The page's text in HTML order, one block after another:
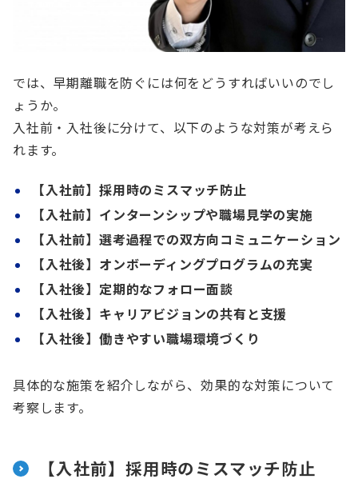
では、早期離職を防ぐには何をどうすればいいのでし
ょうか。
入社前・入社後に分けて、以下のような対策が考えら
れます。
【入社前】採用時のミスマッチ防止
【入社前】インターンシップや職場見学の実施
【入社前】選考過程での双方向コミュニケーション
【入社後】オンボーディングプログラムの充実
【入社後】定期的なフォロー面談
【入社後】キャリアビジョンの共有と支援
【入社後】働きやすい職場環境づくり
具体的な施策を紹介しながら、効果的な対策について
考察します。
【入社前】採用時のミスマッチ防止